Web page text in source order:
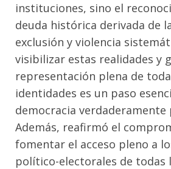
instituciones, sino el
deuda histórica derivada de
exclusión y violencia
visibilizar estas realidades y
representación plena de
identidades es un paso
democracia
Además, reafirmó el
fomentar el acceso pleno a
político-electorales de todas